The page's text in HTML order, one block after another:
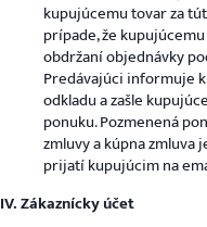
kupujúcemu tovar za
prípade, že
obdržaní objednávky
Predávajúci informuje
odkladu a zašle
ponuku. Pozmenená
zmluvy a kúpna
prijatí kupujúcim na
IV. Zákaznícky účet